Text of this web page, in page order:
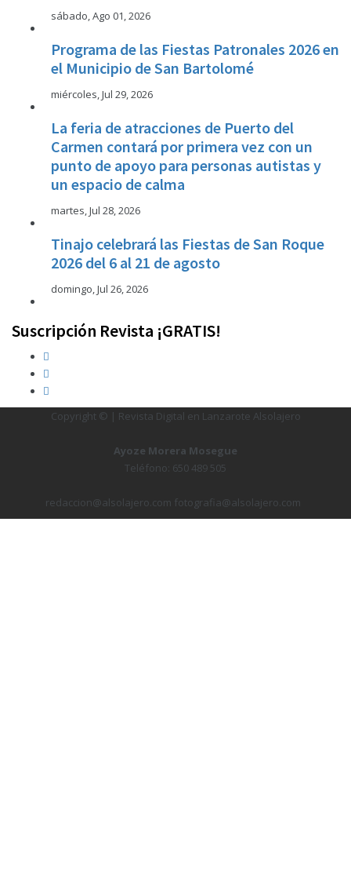
sábado, Ago 01, 2026
Programa de las Fiestas Patronales 2026 en
el Municipio de San Bartolomé
miércoles, Jul 29, 2026
La feria de atracciones de Puerto del
Carmen contará por primera vez con un
punto de apoyo para personas autistas y
un espacio de calma
martes, Jul 28, 2026
Tinajo celebrará las Fiestas de San Roque
2026 del 6 al 21 de agosto
domingo, Jul 26, 2026
Suscripción Revista ¡GRATIS!
Copyright © | Revista Digital en Lanzarote Alsolajero
Ayoze Morera Mosegue
Teléfono: 650 489 505
redaccion@alsolajero.com fotografia@alsolajero.com